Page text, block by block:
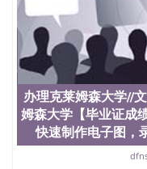
品部做成品； 6、成
款； 7、快递给客户
真实网上可查的证明
留服真实存档可查
（使馆认证），使
真实可查认证办理
流程农业科学院、
院、地球及物质科
与人类发展学院、
护理学院、科学学
办理克莱姆森大学//
姆森大学【毕业证成
快速制作电子图，